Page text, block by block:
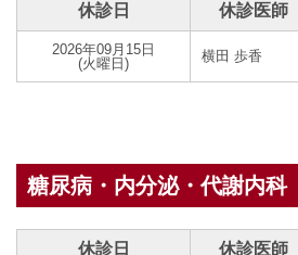
休診日 休診医師
2026年09月15日
(火曜日)
横田 歩香
糖尿病・内分泌・代謝内科
休診日 休診医師